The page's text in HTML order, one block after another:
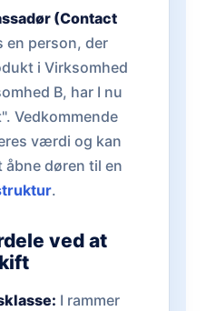
(Contact
en person, der
i Virksomhed
B, har I nu
Vedkommende
værdi og kan
døren til en
.
ved at
I rammer